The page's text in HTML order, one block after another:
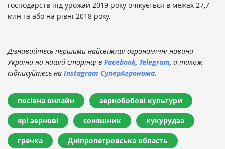
господарств під урожай 2019 року очікується в межах 27,7
млн га або на рівні 2018 року.
Дізнавайтесь першими найсвіжіші агрономічні новини
України на нашій сторінці в Facebook, Telegram, а також
підписуйтесь на Instagram СуперАгронома.
посівна онлайн зернобобові культури
ярі зернові соняшник кукурудза
гречка Дніпропетровська область